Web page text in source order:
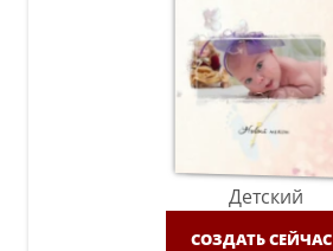
Детский
СОЗДАТЬ СЕЙЧАС